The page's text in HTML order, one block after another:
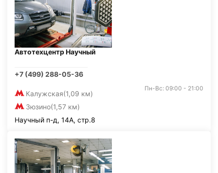
Автотехцентр Научный
+7 (499) 288-05-36
Калужская(1,09 км)
Зюзино(1,57 км)
Пн-Вс: 09:00 - 21:00
Научный п-д, 14А, стр.8